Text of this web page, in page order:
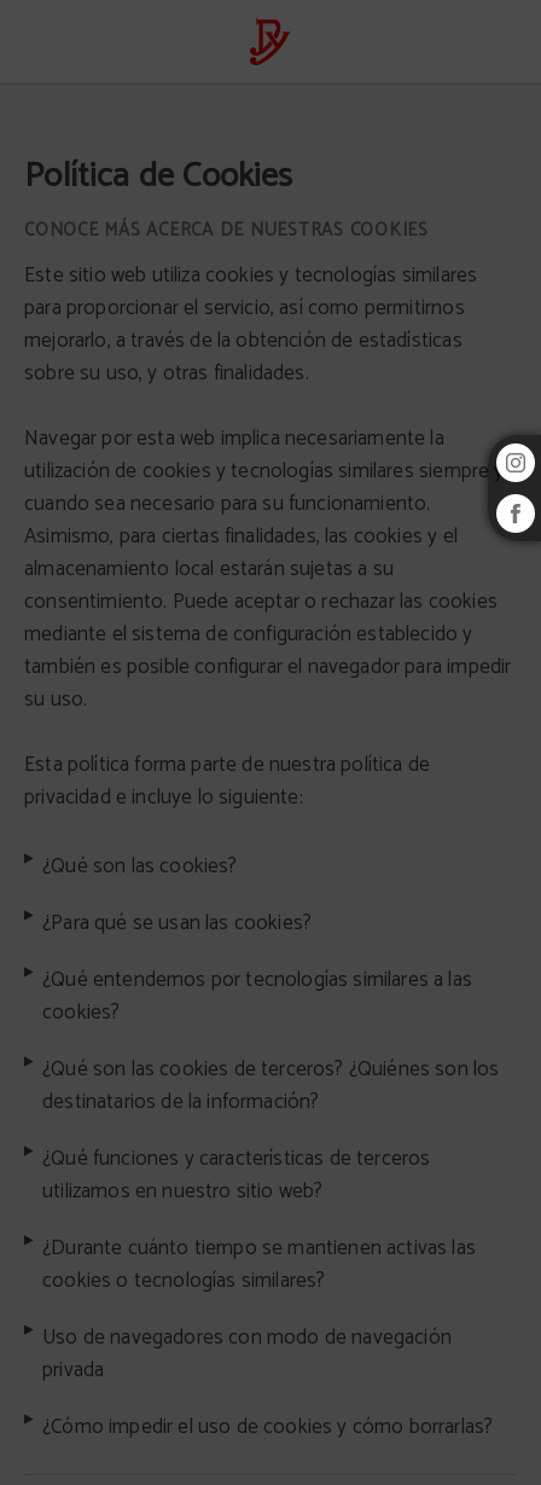
Política de Cookies
CONOCE MÁS ACERCA DE NUESTRAS COOKIES
Este sitio web utiliza cookies y tecnologías similares
para proporcionar el servicio, así como permitirnos
mejorarlo, a través de la obtención de estadísticas
sobre su uso, y otras finalidades.
Navegar por esta web implica necesariamente la
utilización de cookies y tecnologías similares siempre y
cuando sea necesario para su funcionamiento.
Asimismo, para ciertas finalidades, las cookies y el
almacenamiento local estarán sujetas a su
consentimiento. Puede aceptar o rechazar las cookies
mediante el sistema de configuración establecido y
también es posible configurar el navegador para impedir
su uso.
Esta política forma parte de nuestra política de
privacidad e incluye lo siguiente:
¿Qué son las cookies?
¿Para qué se usan las cookies?
¿Qué entendemos por tecnologías similares a las
cookies?
¿Qué son las cookies de terceros? ¿Quiénes son los
destinatarios de la información?
¿Qué funciones y características de terceros
utilizamos en nuestro sitio web?
¿Durante cuánto tiempo se mantienen activas las
cookies o tecnologías similares?
Uso de navegadores con modo de navegación
privada
¿Cómo impedir el uso de cookies y cómo borrarlas?